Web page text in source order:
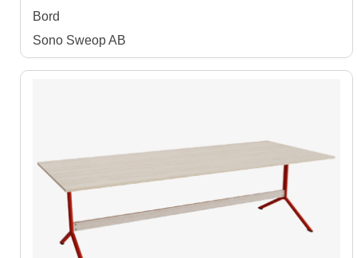
Bord
Sono Sweop AB